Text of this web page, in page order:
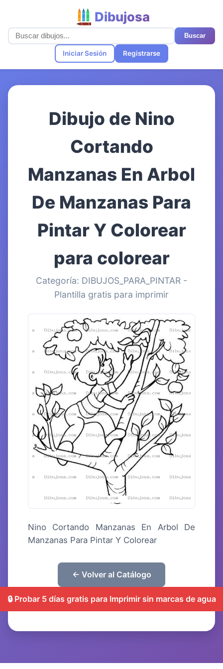
Dibujosa
Buscar
Iniciar Sesión Registrarse
Dibujo de Nino
Cortando
Manzanas En Arbol
De Manzanas Para
Pintar Y Colorear
para colorear
Categoría: DIBUJOS_PARA_PINTAR -
Plantilla gratis para imprimir
Nino Cortando Manzanas En Arbol De
Manzanas Para Pintar Y Colorear
← Volver al Catálogo
🔒 Probar 5 días gratis para Imprimir sin marcas de agua